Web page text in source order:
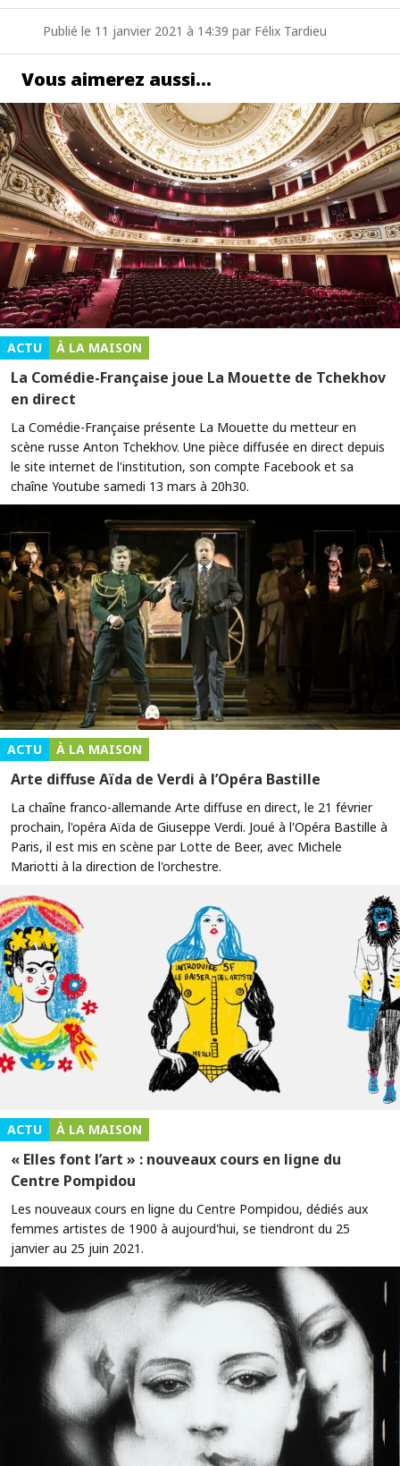
Publié le 11 janvier 2021 à 14:39 par Félix Tardieu
Vous aimerez aussi…
ACTU À LA MAISON
La Comédie-Française joue La Mouette de Tchekhov
en direct
La Comédie-Française présente La Mouette du metteur en
scène russe Anton Tchekhov. Une pièce diffusée en direct depuis
le site internet de l'institution, son compte Facebook et sa
chaîne Youtube samedi 13 mars à 20h30.
ACTU À LA MAISON
Arte diffuse Aïda de Verdi à l’Opéra Bastille
La chaîne franco-allemande Arte diffuse en direct, le 21 février
prochain, l'opéra Aïda de Giuseppe Verdi. Joué à l'Opéra Bastille à
Paris, il est mis en scène par Lotte de Beer, avec Michele
Mariotti à la direction de l'orchestre.
ACTU À LA MAISON
« Elles font l’art » : nouveaux cours en ligne du
Centre Pompidou
Les nouveaux cours en ligne du Centre Pompidou, dédiés aux
femmes artistes de 1900 à aujourd'hui, se tiendront du 25
janvier au 25 juin 2021.